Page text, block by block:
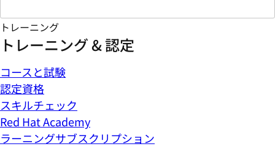
トレーニング
トレーニング & 認定
コースと試験
認定資格
スキルチェック
Red Hat Academy
ラーニングサブスクリプション